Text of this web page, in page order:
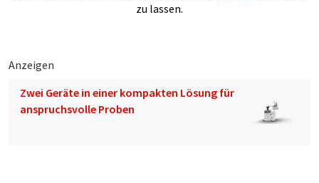
zu lassen.
Anzeigen
Zwei Geräte in einer kompakten Lösung für
anspruchsvolle Proben